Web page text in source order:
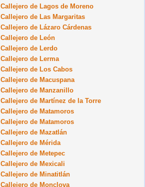
Callejero de Lagos de Moreno
Callejero de Las Margaritas
Callejero de Lázaro Cárdenas
Callejero de León
Callejero de Lerdo
Callejero de Lerma
Callejero de Los Cabos
Callejero de Macuspana
Callejero de Manzanillo
Callejero de Martínez de la Torre
Callejero de Matamoros
Callejero de Matamoros
Callejero de Mazatlán
Callejero de Mérida
Callejero de Metepec
Callejero de Mexicali
Callejero de Minatitlán
Callejero de Monclova